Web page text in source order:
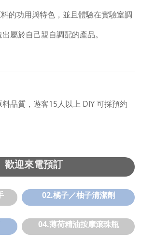
的功用與特色，並且體驗在實驗室調
屬於自己親自調配的產品。
品質，遊客15人以上 DIY 可採預約
歡迎來電預訂
02.橘子／柚子清潔劑
04.薄荷精油按摩滾珠瓶